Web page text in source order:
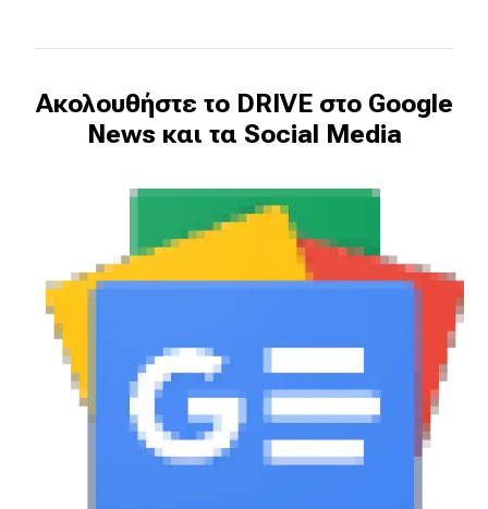
Ακολουθήστε το DRIVE στο Google
News και τα Social Media